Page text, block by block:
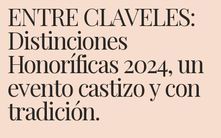
ENTRE CLAVELES:
Distinciones
Honoríficas 2024, un
evento castizo y con
tradición.